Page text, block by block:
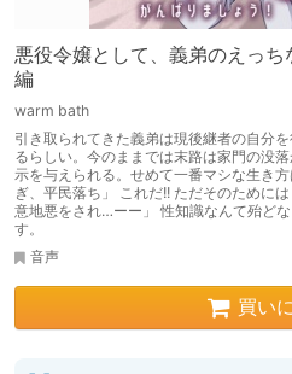
悪役令嬢として、義弟のえっ
編
warm bath
引き取られてきた義弟は現後継者の自分
るらしい。今のままでは末路は家門の没
示を与えられる。せめて一番マシな生き
ぎ、平民落ち」 これだ!! ただそのために
意地悪をされ…ーー」 性知識なんて殆ど
す。
音声
買い